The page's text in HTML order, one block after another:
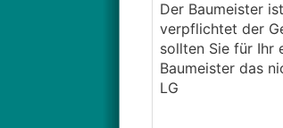
Der Baumeister
verpflichtet der
sollten Sie für Ihr
Baumeister das
LG